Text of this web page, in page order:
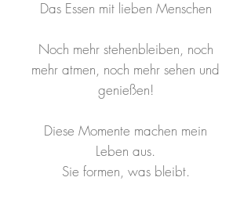
Das Essen mit lieben Menschen
Noch mehr stehenbleiben, noch
mehr atmen, noch mehr sehen und
genießen!
Diese Momente machen mein
Leben aus.
Sie formen, was bleibt.